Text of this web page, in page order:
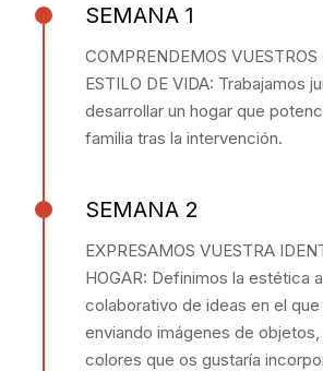
SEMANA 1
COMPRENDEMOS VUESTROS
ESTILO DE VIDA: Trabajamos
desarrollar un hogar que
familia tras la intervención.
SEMANA 2
EXPRESAMOS VUESTRA
HOGAR: Definimos la estética
colaborativo de ideas en el
enviando imágenes de
colores que os gustaría